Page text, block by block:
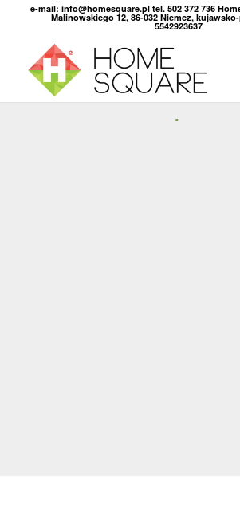
e-mail: info@homesquare.pl tel. 502 372 736
Malinowskiego 12, 86-032 Niemcz,
5542923637